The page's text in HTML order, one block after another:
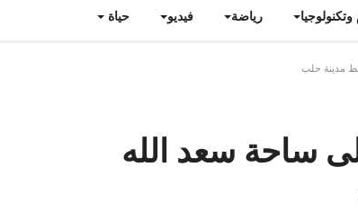
رياضة فيديو حياة
مدينة حلب
ساحة سعد الله